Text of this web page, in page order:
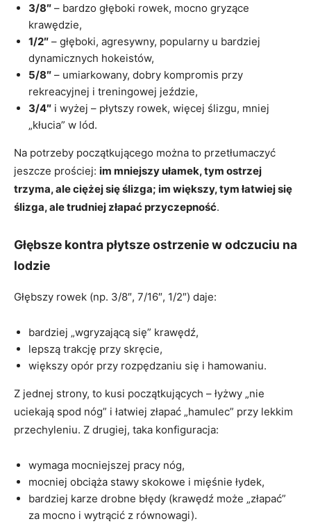
3/8″ – bardzo głęboki rowek, mocno gryzące
krawędzie,
1/2″ – głęboki, agresywny, popularny u bardziej
dynamicznych hokeistów,
5/8″ – umiarkowany, dobry kompromis przy
rekreacyjnej i treningowej jeździe,
3/4″ i wyżej – płytszy rowek, więcej ślizgu, mniej
„kłucia” w lód.
Na potrzeby początkującego można to przetłumaczyć
jeszcze prościej: im mniejszy ułamek, tym ostrzej
trzyma, ale ciężej się ślizga; im większy, tym łatwiej się
ślizga, ale trudniej złapać przyczepność.
Głębsze kontra płytsze ostrzenie w odczuciu na
lodzie
Głębszy rowek (np. 3/8″, 7/16″, 1/2″) daje:
bardziej „wgryzającą się” krawędź,
lepszą trakcję przy skręcie,
większy opór przy rozpędzaniu się i hamowaniu.
Z jednej strony, to kusi początkujących – łyżwy „nie
uciekają spod nóg” i łatwiej złapać „hamulec” przy lekkim
przechyleniu. Z drugiej, taka konfiguracja:
wymaga mocniejszej pracy nóg,
mocniej obciąża stawy skokowe i mięśnie łydek,
bardziej karze drobne błędy (krawędź może „złapać”
za mocno i wytrącić z równowagi).